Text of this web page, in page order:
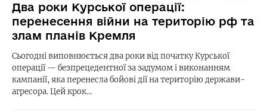
Два роки Курської операції:
перенесення війни на територію рф та
злам планів Кремля
Сьогодні виповнюється два роки від початку Курської
операції — безпрецедентної за задумом і виконанням
кампанії, яка перенесла бойові дії на територію держави-
агресора. Цей крок…